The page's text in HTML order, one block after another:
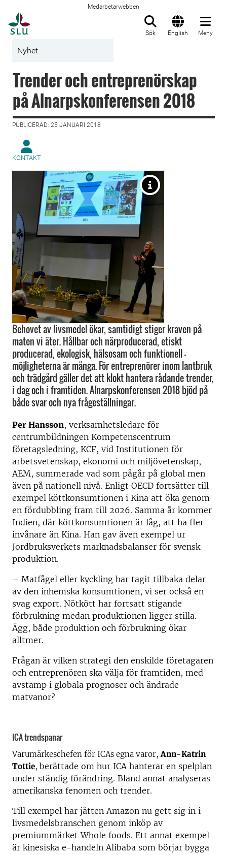
Medarbetarwebben
Sök English Meny
Nyhet
Trender och entreprenörskap
på Alnarpskonferensen 2018
PUBLICERAD: 25 JANUARI 2018
KONTAKT
Behovet av livsmedel ökar, samtidigt stiger kraven på
maten vi äter. Hållbar och närproducerad, etiskt
producerad, ekologisk, hälsosam och funktionell -
möjligheterna är många. För entreprenörer inom lantbruk
och trädgård gäller det att klokt hantera rådande trender,
i dag och i framtiden. Alnarpskonferensen 2018 bjöd på
både svar och nya frågeställningar.
Per Hansson, verksamhetsledare för
centrumbildningen Kompetenscentrum
företagsledning, KCF, vid Institutionen för
arbetsvetenskap, ekonomi och miljövetenskap,
AEM, summerade vad som pågår på global men
även på nationell nivå. Enligt OECD fortsätter till
exempel köttkonsumtionen i Kina att öka genom
en fördubbling fram till 2026. Samma år kommer
Indien, där köttkonsumtionen är låg, att ha fler
invånare än Kina. Han gav även exempel ur
Jordbruksverkets marknadsbalanser för svensk
produktion.
– Matfågel eller kyckling har tagit tillbaka delar
av den inhemska konsumtionen, vi ser också en
svag export. Nötkött har fortsatt stigande
förbrukning medan produktionen ligger stilla.
Ägg, både produktion och förbrukning ökar
alltmer.
Frågan är vilken strategi den enskilde företagaren
och entreprenören ska välja för framtiden, med
avstamp i globala prognoser och ändrade
matvanor?
ICA trendspanar
Varumärkeschefen för ICAs egna varor,Ann-Katrin
Tottie, berättade om hur ICA hanterar en spelplan
under ständig förändring. Bland annat analyseras
amerikanska fenomen och trender.
Till exempel har jätten Amazon nu gett sig in i
livsmedelsbranschen genom inköp av
premiummärket Whole foods. Ett annat exempel
är kinesiska e-handeln Alibaba som börjar bygga